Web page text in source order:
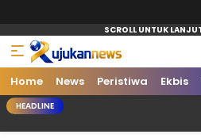
Home News Peristiwa Ekbis
HEADLINE